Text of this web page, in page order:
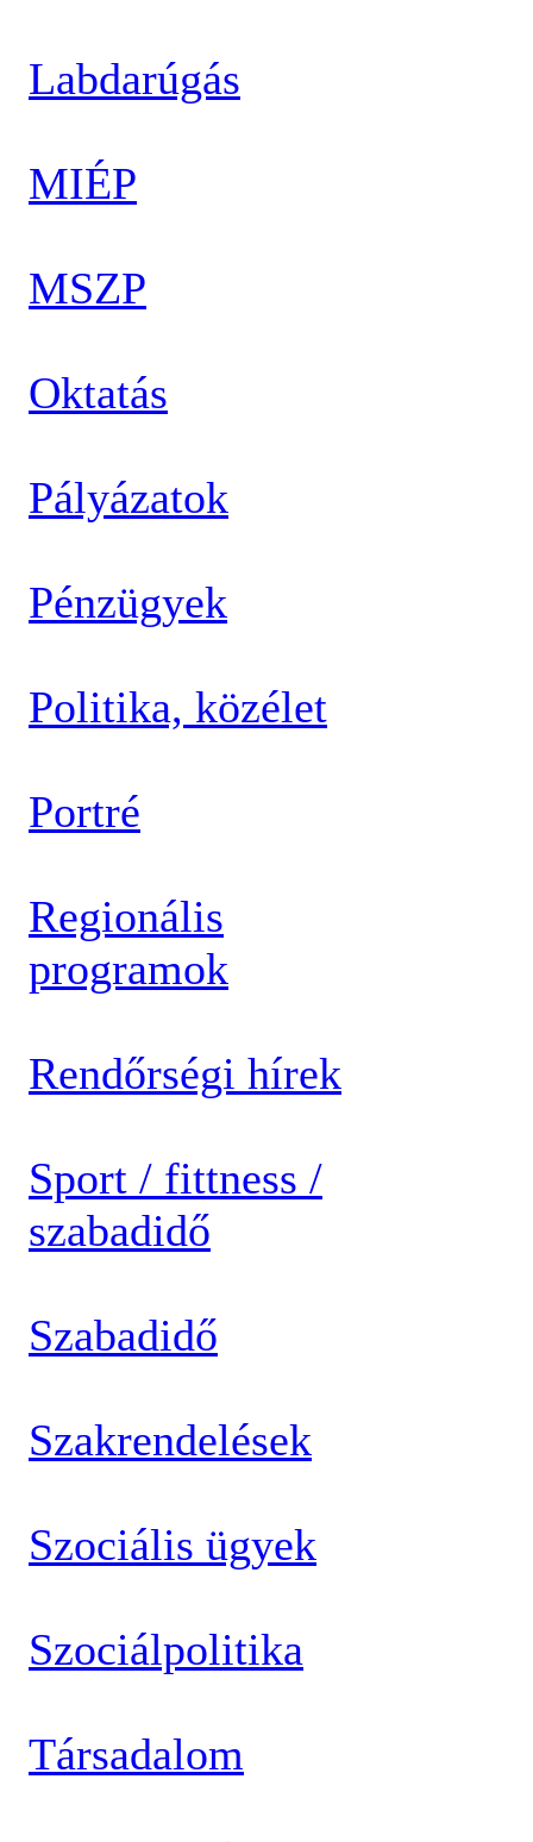
Labdarúgás
MIÉP
MSZP
Oktatás
Pályázatok
Pénzügyek
Politika, közélet
Portré
Regionális
programok
Rendőrségi hírek
Sport / fittness /
szabadidő
Szabadidő
Szakrendelések
Szociális ügyek
Szociálpolitika
Társadalom